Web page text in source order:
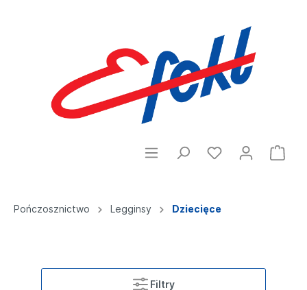
Pończosznictwo Legginsy Dziecięce
Filtry